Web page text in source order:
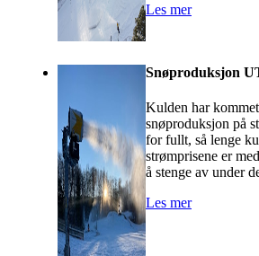
Les mer
Snøproduksjon
Kulden har
snøproduksjon på
for fullt, så lenge
strømprisene er
å stenge av under
Les mer